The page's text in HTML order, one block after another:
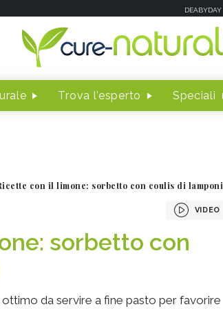
DEABYDAY
Trova l'esperto Speciali
con il limone: sorbetto con coulis di lamponi
VIDEO
sorbetto con
da servire a fine pasto per favorire